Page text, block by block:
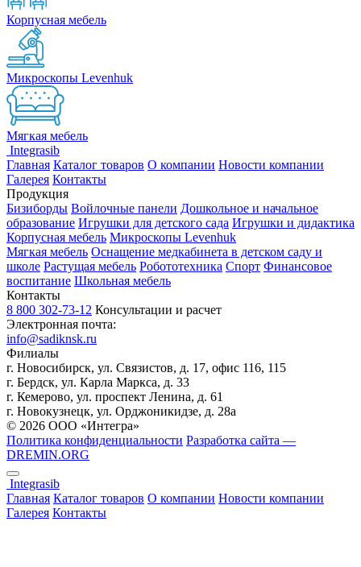
Корпусная мебель
Микроскопы Levenhuk
Мягкая мебель
Integrasib
Главная Каталог товаров О компании Новости компании
Галерея Контакты
Продукция
Бизиборды Войлочные панели Дошкольное и начальное
образование Игрушки для детского сада Игрушки и дидактика
Корпусная мебель Микроскопы Levenhuk
Мягкая мебель Оснащение медкабинета в детском саду и
школе Растущая мебель Робототехника Спорт Финансовое
воспитание Школьная мебель
Контакты
8 800 302-73-12 Консультации и расчет
Электронная почта:
info@sadiknsk.ru
Филиалы
г. Новосибирск, ул. Связистов, д. 17, офис 116, 115
г. Бердск, ул. Карла Маркса, д. 33
г. Кемерово, ул. проспект Ленина, д. 61
г. Новокузнецк, ул. ​Орджоникидзе, д. 28а
© 2026 ООО «Интегра»
Политика конфиденциальности Разработка сайта —
DREMIN.ORG
Integrasib
Главная Каталог товаров О компании Новости компании
Галерея Контакты